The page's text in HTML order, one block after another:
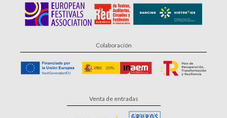
Colaboración
Venta de entradas